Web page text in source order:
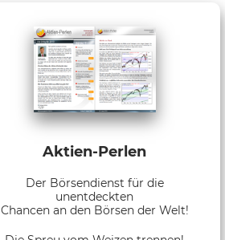
Aktien-Perlen
Der Börsendienst für die
unentdeckten
Chancen an den Börsen der Welt!